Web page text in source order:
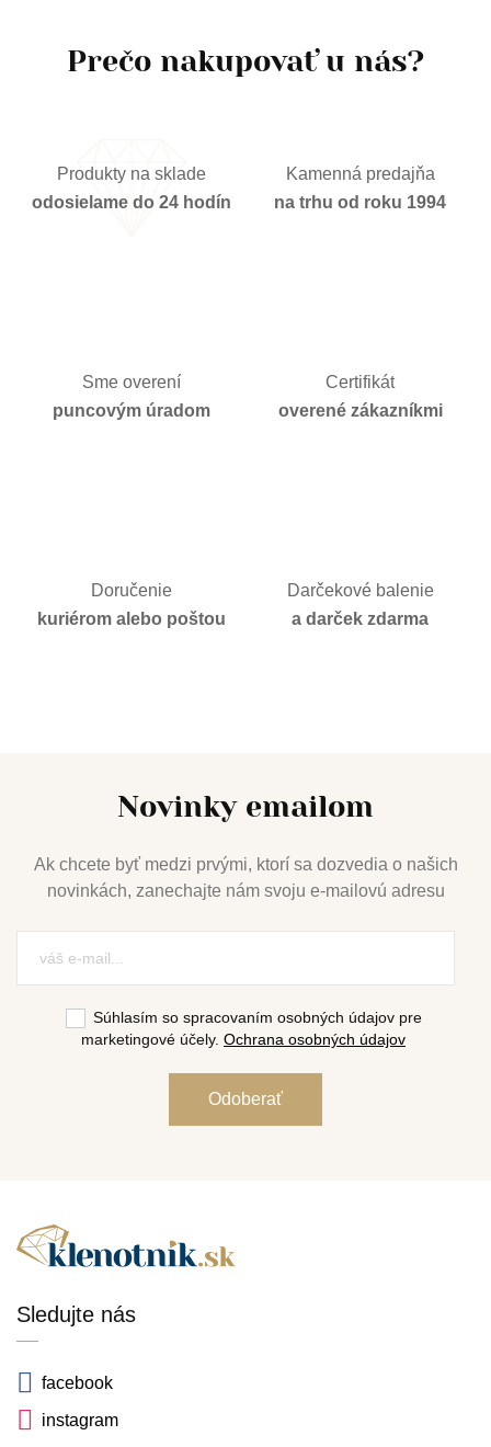
Prečo nakupovať u nás?
Produkty na sklade
odosielame do 24 hodín
Kamenná predajňa
na trhu od roku 1994
Sme overení
puncovým úradom
Certifikát
overené zákazníkmi
Doručenie
kuriérom alebo poštou
Darčekové balenie
a darček zdarma
Novinky emailom
Ak chcete byť medzi prvými, ktorí sa dozvedia o našich
novinkách, zanechajte nám svoju e-mailovú adresu
Súhlasím so spracovaním osobných údajov pre
marketingové účely. Ochrana osobných údajov
Sledujte nás
facebook
instagram